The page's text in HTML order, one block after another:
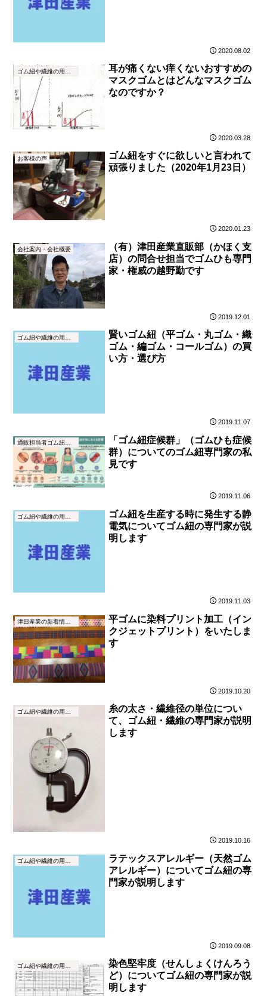
2020.08.02
耳が痛くない痒くないおすすめの
マスクゴムとはどんなマスクゴム
なのですか？
2020.03.28
お客様の声
ゴム紐をすぐに欲しいと言われて
頑張りました（2020年1月23日）
2020.01.23
会社案内・会社概要
（有）津田産業直販部（かほく支
店）の問合せ担当でゴムひも専門
家・権威の越野勤です
2019.12.01
賢いゴム紐（平ゴム・丸ゴム・織
ゴム・編ゴム・コールゴム）の買
い方・選び方
2019.11.07
「ゴム紐症候群」（ゴムひも症候
群）についてのゴム紐専門家の私
見です
2019.11.06
ゴム紐を生産する時に発生する静
電気についてゴム紐の専門家が説
明します
2019.11.03
津田産業の新着情報（NEWS）
平ゴムに染料プリント加工（イン
クジェットプリント）をいたしま
す
2019.10.20
糸の太さ・繊維径の単位につい
て、ゴム紐・繊維の専門家が説明
します
2019.10.16
ラテックスアレルギー（天然ゴム
アレルギー）についてゴム紐の専
門家が説明します
2019.09.08
ゴム紐や繊維の用語集
染色堅牢度（せんしょくけんろう
ど）についてゴム紐の専門家が説
明します